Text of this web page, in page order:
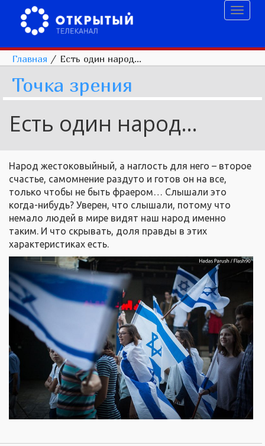
Главная / Есть один народ…
Точка зрения
Есть один народ…
Народ жестоковыйный, а наглость для него – второе
счастье, самомнение раздуто и готов он на все,
только чтобы не быть фраером… Слышали это
когда-нибудь? Уверен, что слышали, потому что
немало людей в мире видят наш народ именно
таким. И что скрывать, доля правды в этих
характеристиках есть.